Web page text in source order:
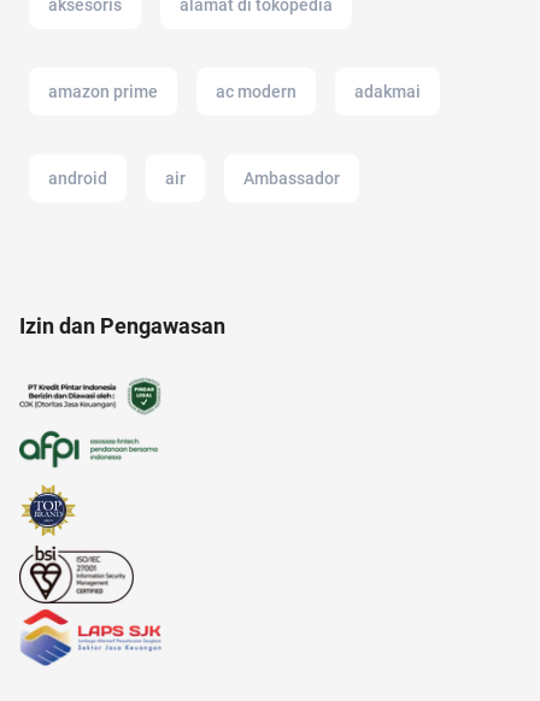
aksesoris alamat di tokopedia
amazon prime ac modern adakmai
android air Ambassador
acara
20 april
Izin dan Pengawasan